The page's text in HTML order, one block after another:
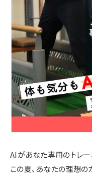
AIがあなた専用のトレ
この夏、あなたの理想の